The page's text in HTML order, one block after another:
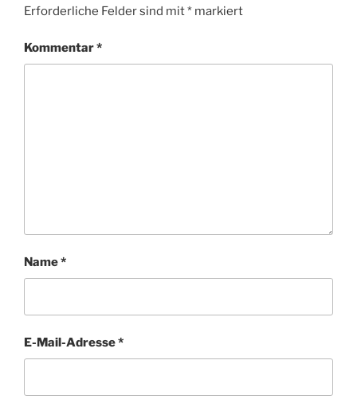
Erforderliche Felder sind mit* markiert
Kommentar*
Name*
E-Mail-Adresse*